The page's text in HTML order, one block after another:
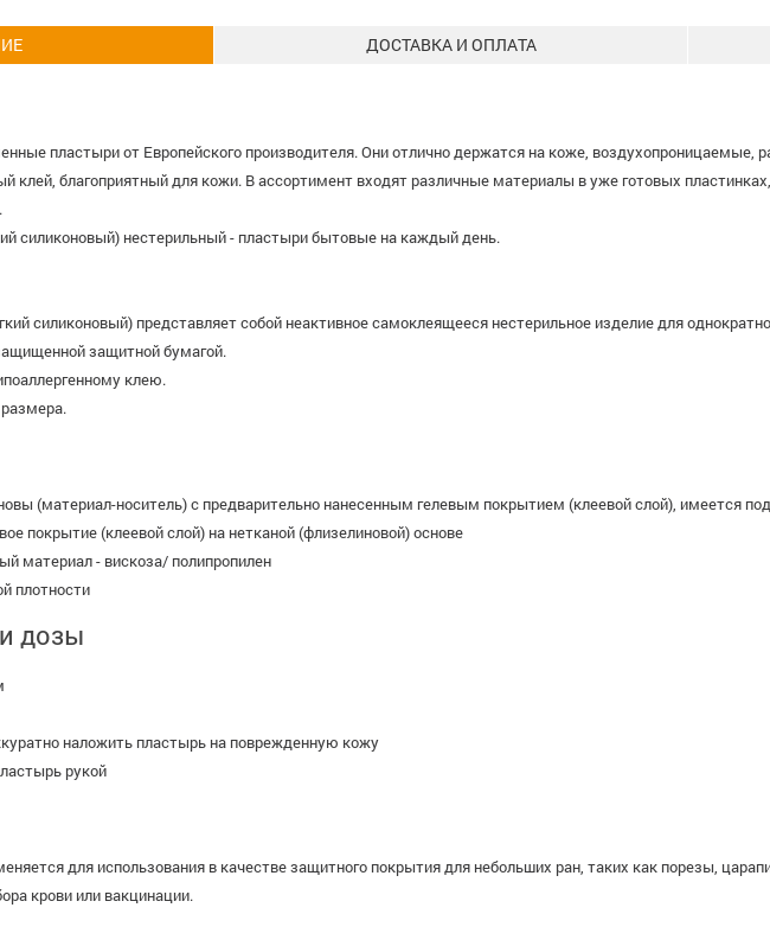
ДОСТАВКА И ОПЛАТА
пластыри от Европейского производителя. Они отлично держатся на коже, воздухопроницаемые,
клей, благоприятный для кожи. В ассортимент входят различные материалы в уже готовых
силиконовый) нестерильный - пластыри бытовые на каждый день.
силиконовый) представляет собой неактивное самоклеящееся нестерильное изделие для
защитной бумагой.
клею.
(материал-носитель) с предварительно нанесенным гелевым покрытием (клеевой слой), имеется
покрытие (клеевой слой) на нетканой (флизелиновой) основе
материал - вискоза/ полипропилен
плотности
дозы
наложить пластырь на поврежденную кожу
рукой
для использования в качестве защитного покрытия для небольших ран, таких как порезы,
крови или вакцинации.